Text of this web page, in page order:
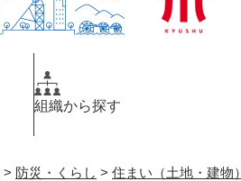
組織から探す
> 防災・くらし > 住まい（土地・建物）